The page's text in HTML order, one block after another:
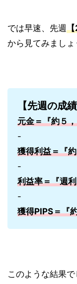
では早速、先週
から見てみまし
【先週の成績
元金＝『約５
-
獲得利益＝『
-
利益率＝『週
-
獲得PIPS＝『
このような結果で